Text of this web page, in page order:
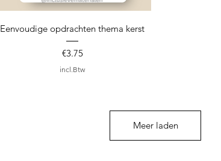
Snel overzicht
Eenvoudige opdrachten thema kerst
Prijs
€3.75
incl.Btw
Meer laden